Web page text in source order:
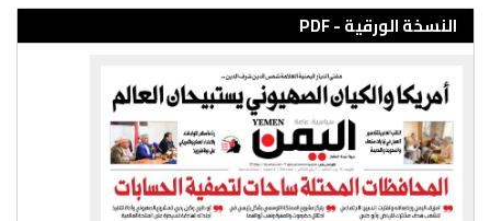
النسخة الورقية - PDF